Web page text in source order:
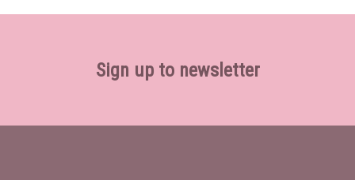
Sign up to newsletter